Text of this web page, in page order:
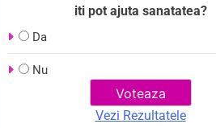
iti pot ajuta sanatatea?
Da
Nu
Vezi Rezultatele